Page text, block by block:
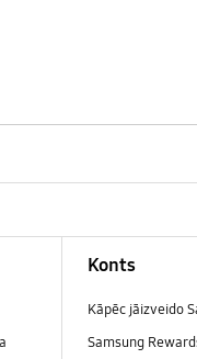
Konts
Kāpēc jāizveido
Samsung